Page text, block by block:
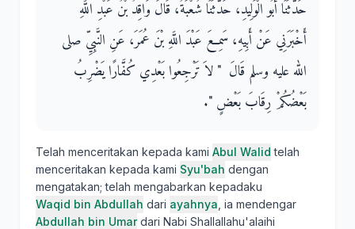
حَدَّثَنَا أَبُو الْوَلِيدِ، حَدَّثَنَا شُعْبَةُ، قَالَ وَاقِدُ بْنُ عَبْدِ اللَّهِ
أَخْبَرَنِي عَنْ أَبِيهِ، سَمِعَ عَبْدَ اللَّهِ بْنَ عُمَرَ، عَنِ النَّبِيِّ صلى
الله عليه وسلم قَالَ ‏ "‏ لاَ تَرْجِعُوا بَعْدِي كُفَّارًا يَضْرِبُ
بَعْضُكُمْ رِقَابَ بَعْضٍ ‏"‏‏.‏
Telah menceritakan kepada kami Abul Walid telah
menceritakan kepada kami Syu'bah dengan
mengatakan; telah mengabarkan kepadaku
Waqid bin Abdullah dari ayahnya , ia mendengar
Abdullah bin Umardari Nabi Shallallahu'alaihi